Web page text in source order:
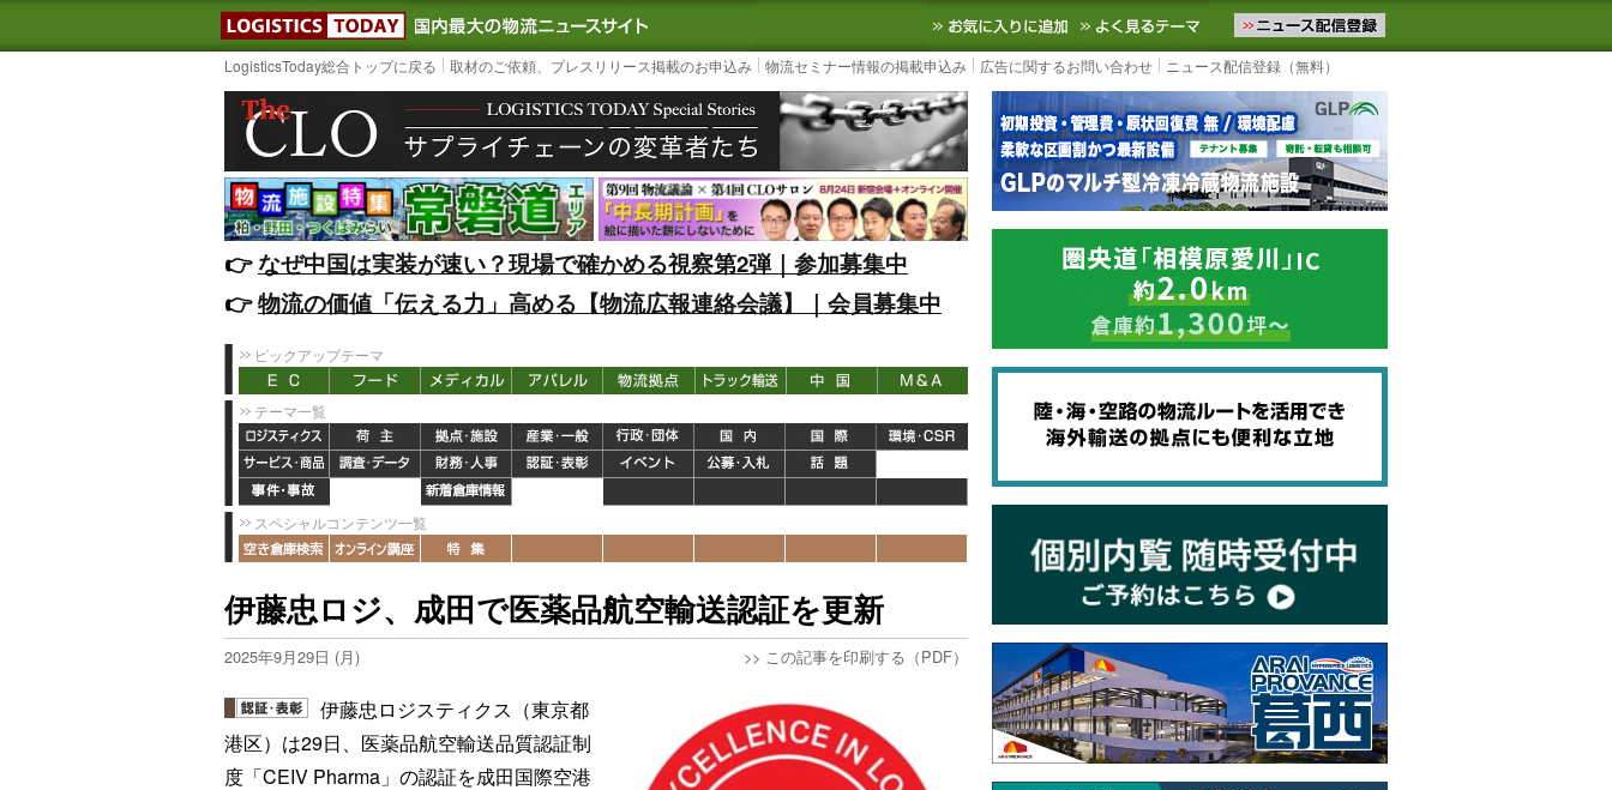
LOGISTICS TODAY｜国内最大の物流ニュースサイト3PL, SCMなど国内外の最新の物流ニュースをお届けします。物流ニュースメール配信を登録す
お気に入りに追加 よく見るテーマ
LogisticsToday総合トップに戻る 取材のご依頼、プレスリリース掲載のお申込み 物流セミナー情報の掲載申込み 広告に関するお問い合わせ ニュース配信登録（無料）
👉️なぜ中国は実装が速い？現場で確かめる視察第2弾｜参加募集中
👉️物流の価値「伝える力」高める【物流広報連絡会議】｜会員募集中
ピックアップテーマ
テーマ一覧
スペシャルコンテンツ一覧
伊藤忠ロジ、成田で医薬品航空輸送認証を更新
2025年9月29日 (月) >> この記事を印刷する（PDF）
伊藤忠ロジスティクス（東京都
港区）は29日、医薬品航空輸送品質認証制
度「CEIV Pharma」の認証を成田国際空港